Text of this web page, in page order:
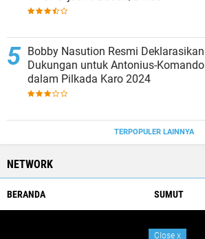
Bobby Nasution Resmi Deklarasikan
Dukungan untuk Antonius-Komando
dalam Pilkada Karo 2024
TERPOPULER LAINNYA
NETWORK
BERANDA SUMUT
Close x